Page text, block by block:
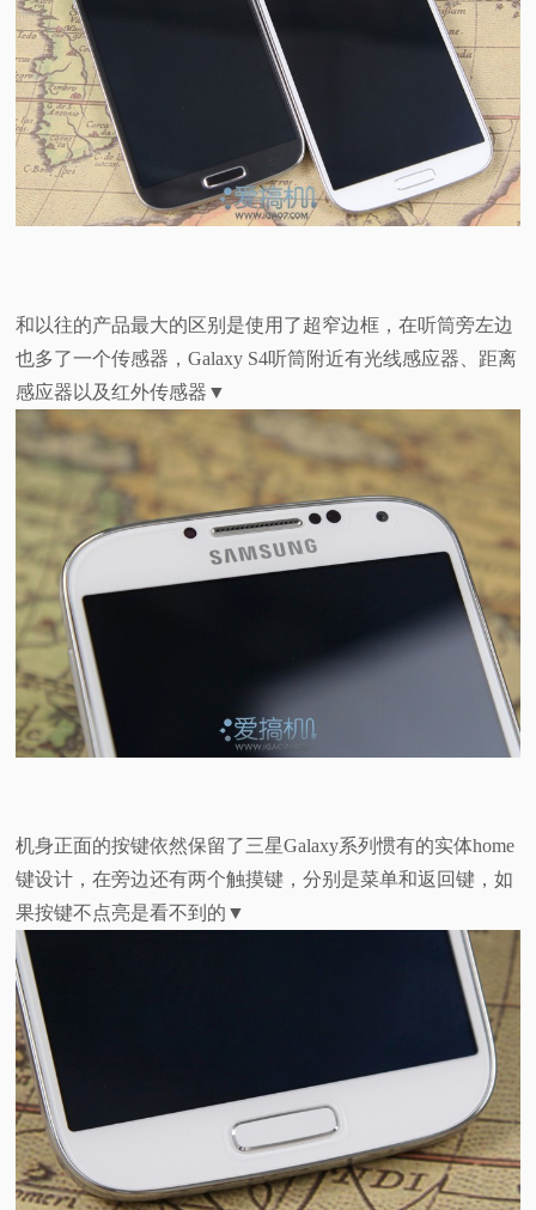
和以往的产品最大的区别是使用了超窄边框，在听筒旁左边
也多了一个传感器，Galaxy S4听筒附近有光线感应器、距离
感应器以及红外传感器▼
机身正面的按键依然保留了三星Galaxy系列惯有的实体home
键设计，在旁边还有两个触摸键，分别是菜单和返回键，如
果按键不点亮是看不到的▼